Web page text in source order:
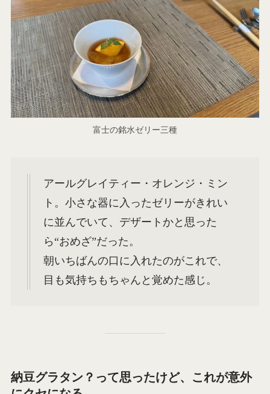
富士の銘水ゼリー三種
アールグレイティー・オレンジ・ミン
ト。小さな器に入ったゼリーがきれい
に並んでいて、デザートかと思った
ら“おめざ”だった。
朝いちばんの口に入れたのがこれで、
目も気持ちもちゃんと覚めた感じ。
納豆グラタン？って思ったけど、これが意外